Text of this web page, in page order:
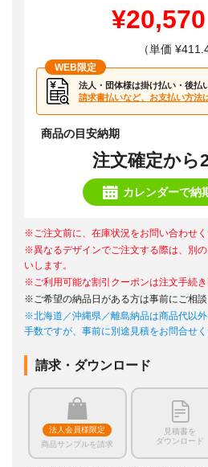
¥20,570
（単価 ¥411.4
WEB限定
法人・団体様は掛け払い・後払
請求書払いなど、お支払い方法
商品の目安納期
注文確定から
カレンダーで納
※ご注文前に、在庫状況をお問い合わせく
※異なるデザインでご注文する際は、別
いします。
※ご利用可能な割引クーポンは注文手続き
※ご希望の納品日がある方は事前にご相談
※北海道／沖縄県／離島納品は商品代以
手数ですが、事前に別途見積をお問合せく
請求・ダウンロード
法人会員様限定
商品サンプルを請求
見積書を
ダウンロード